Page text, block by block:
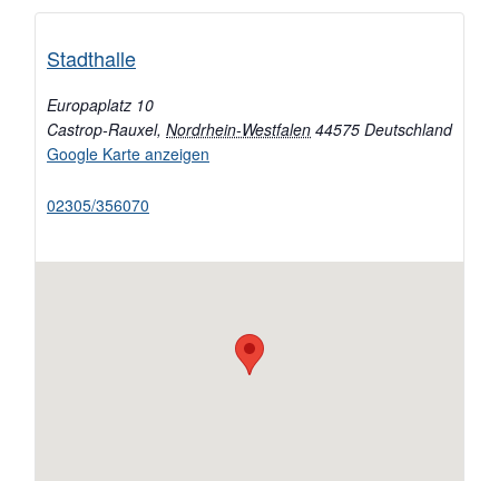
Stadthalle
Europaplatz 10
Castrop-Rauxel, Nordrhein-Westfalen 44575 Deutschland
Google Karte anzeigen
02305/356070